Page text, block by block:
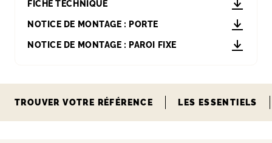
FICHE TECHNIQUE
NOTICE DE MONTAGE : PORTE
NOTICE DE MONTAGE : PAROI FIXE
TROUVER VOTRE RÉFÉRENCE LES ESSENTIELS